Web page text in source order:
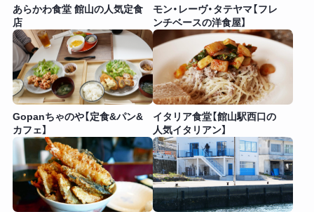
あらかわ食堂 館山の人気定食
店
モン・レーヴ・タテヤマ【フレ
ンチベースの洋食屋】
Gopanちゃのや【定食&パン&
カフェ】
イタリア食堂【館山駅西口の
人気イタリアン】